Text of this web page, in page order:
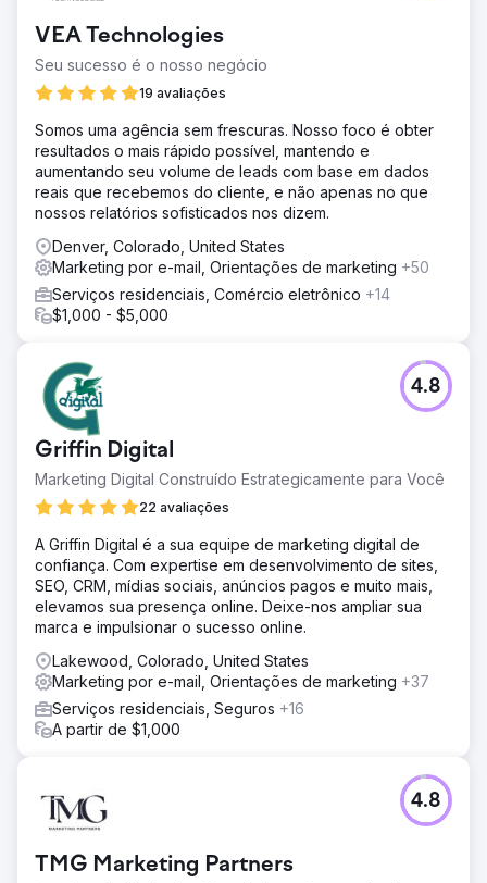
VEA Technologies
Seu sucesso é o nosso negócio
19 avaliações
Somos uma agência sem frescuras. Nosso foco é obter
resultados o mais rápido possível, mantendo e
aumentando seu volume de leads com base em dados
reais que recebemos do cliente, e não apenas no que
nossos relatórios sofisticados nos dizem.
Denver, Colorado, United States
Marketing por e-mail, Orientações de marketing +50
Serviços residenciais, Comércio eletrônico +14
$1,000 - $5,000
Griffin Digital
Marketing Digital Construído Estrategicamente para Você
22 avaliações
4.8
A Griffin Digital é a sua equipe de marketing digital de
confiança. Com expertise em desenvolvimento de sites,
SEO, CRM, mídias sociais, anúncios pagos e muito mais,
elevamos sua presença online. Deixe-nos ampliar sua
marca e impulsionar o sucesso online.
Lakewood, Colorado, United States
Marketing por e-mail, Orientações de marketing +37
Serviços residenciais, Seguros +16
A partir de $1,000
TMG Marketing Partners
4.8